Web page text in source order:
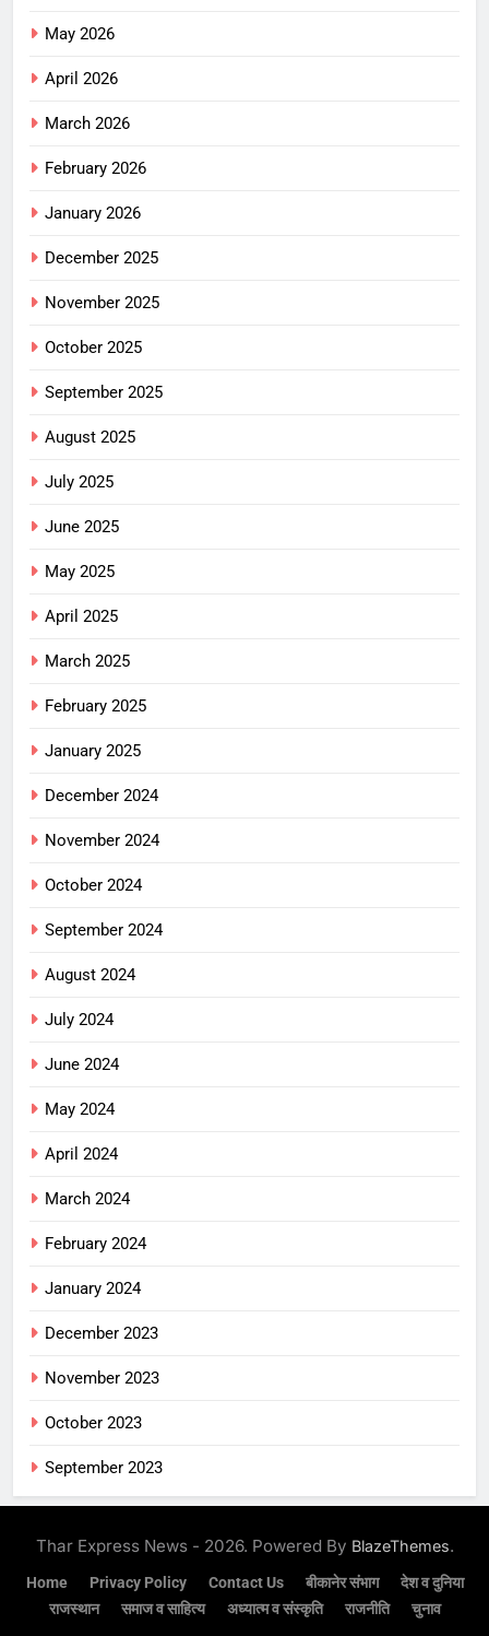
May 2026
April 2026
March 2026
February 2026
January 2026
December 2025
November 2025
October 2025
September 2025
August 2025
July 2025
June 2025
May 2025
April 2025
March 2025
February 2025
January 2025
December 2024
November 2024
October 2024
September 2024
August 2024
July 2024
June 2024
May 2024
April 2024
March 2024
February 2024
January 2024
December 2023
November 2023
October 2023
September 2023
Thar Express News - 2026. Powered By BlazeThemes.
Home Privacy Policy Contact Us बीकानेर संभाग
देश व दुनिया
राजस्थान
समाज व साहित्य अध्यात्म व संस्कृति राजनीति चुनाव